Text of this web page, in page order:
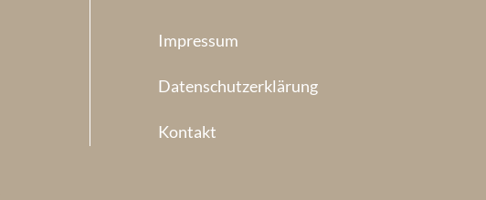
Impressum
Datenschutzerklärung
Kontakt